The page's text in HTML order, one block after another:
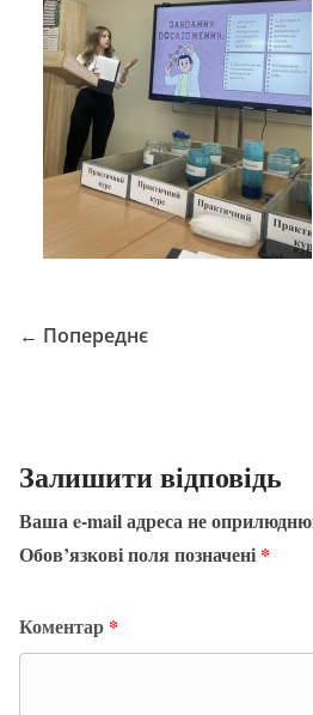
← Попереднє
Залишити відповідь
Ваша e-mail адреса не
Обов’язкові поля позначені *
Коментар *